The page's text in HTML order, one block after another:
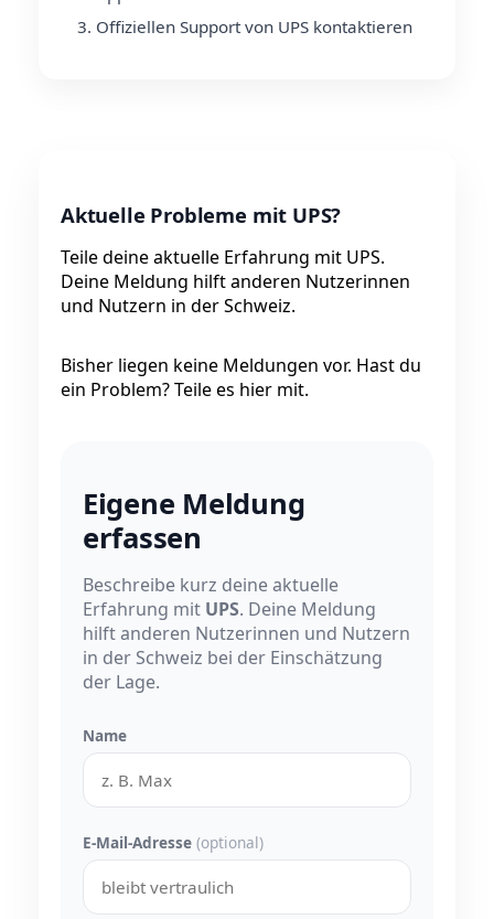
Offiziellen Support von UPS kontaktieren
Aktuelle Probleme mit UPS?
Teile deine aktuelle Erfahrung mit UPS.
Deine Meldung hilft anderen Nutzerinnen
und Nutzern in der Schweiz.
Bisher liegen keine Meldungen vor. Hast du
ein Problem? Teile es hier mit.
Eigene Meldung
erfassen
Beschreibe kurz deine aktuelle
Erfahrung mit UPS. Deine Meldung
hilft anderen Nutzerinnen und Nutzern
in der Schweiz bei der Einschätzung
der Lage.
Name
E-Mail-Adresse (optional)